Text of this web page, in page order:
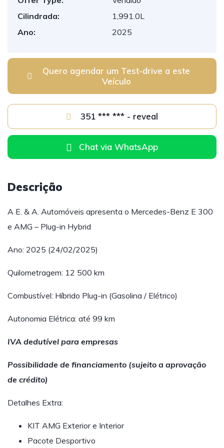
Cilindrada:
1,991.0L
Ano:
2025
Quero agendar um Test-drive a este
Veículo
351 *** *** - reveal
Chat via WhatsApp
Descrição
A E. & A. Automóveis apresenta o Mercedes-Benz E 300
e AMG – Plug-in Hybrid
Ano: 2025 (24/02/2025)
Quilometragem: 12 500 km
Combustível: Híbrido Plug-in (Gasolina / Elétrico)
Autonomia Elétrica: até 99 km
IVA dedutível para empresas
Possibilidade de financiamento (sujeito a aprovação
de crédito)
Detalhes Extra:
KIT AMG Exterior e Interior
Pacote Desportivo